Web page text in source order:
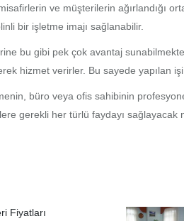
ve müşterilerin ağırlandığı
bir işletme imajı sağlanabilir.
bu gibi pek çok avantaj
hizmet verirler. Bu sayede yapılan
büro veya ofis sahibinin
gerekli her türlü faydayı sağlayacak
Fiyatları